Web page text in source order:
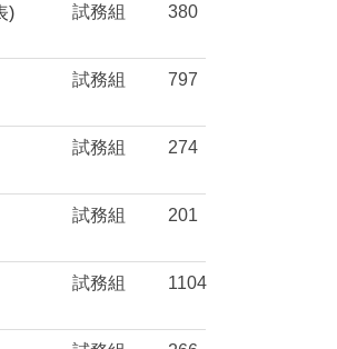
) 試務組 380
試務組 797
試務組 274
試務組 201
試務組 1104